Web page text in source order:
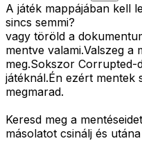
A játék mappájában kell
sincs semmi?
vagy töröld a
mentve valami.Valszeg a
meg.Sokszor Corrupted-
játéknál.Én ezért mentek
megmarad.
Keresd meg a
másolatot csinálj és